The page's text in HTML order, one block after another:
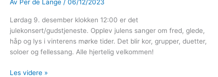
Av Per de Lange / 06/12/2023
Lørdag 9. desember klokken 12:00 er det
julekonsert/gudstjeneste. Opplev julens sanger om fred, glede,
håp og lys i vinterens mørke tider. Det blir kor, grupper, duetter,
soloer og fellessang. Alle hjertelig velkommen!
Julekonsert
Les videre »